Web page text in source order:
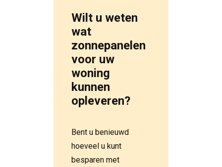
Wilt u weten
wat
zonnepanelen
voor uw
woning
kunnen
opleveren?
Bent u benieuwd
hoeveel u kunt
besparen met